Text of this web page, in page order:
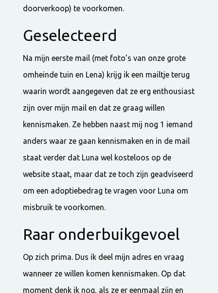
doorverkoop) te voorkomen.
Geselecteerd
Na mijn eerste mail (met foto’s van onze grote
omheinde tuin en Lena) krijg ik een mailtje terug
waarin wordt aangegeven dat ze erg enthousiast
zijn over mijn mail en dat ze graag willen
kennismaken. Ze hebben naast mij nog 1 iemand
anders waar ze gaan kennismaken en in de mail
staat verder dat Luna wel kosteloos op de
website staat, maar dat ze toch zijn geadviseerd
om een adoptiebedrag te vragen voor Luna om
misbruik te voorkomen.
Raar onderbuikgevoel
Op zich prima. Dus ik deel mijn adres en vraag
wanneer ze willen komen kennismaken. Op dat
moment denk ik nog, als ze er eenmaal zijn en